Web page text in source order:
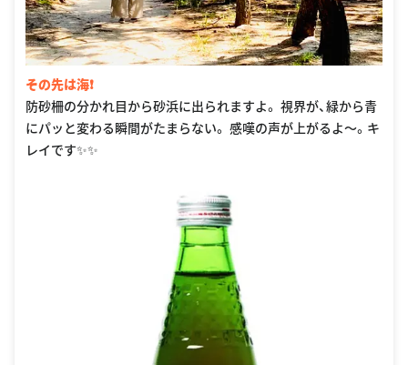
その先は海❗️
防砂柵の分かれ目から砂浜に出られますよ。 視界が、緑から青
にパッと変わる瞬間がたまらない。 感嘆の声が上がるよ〜。キ
レイです✨✨